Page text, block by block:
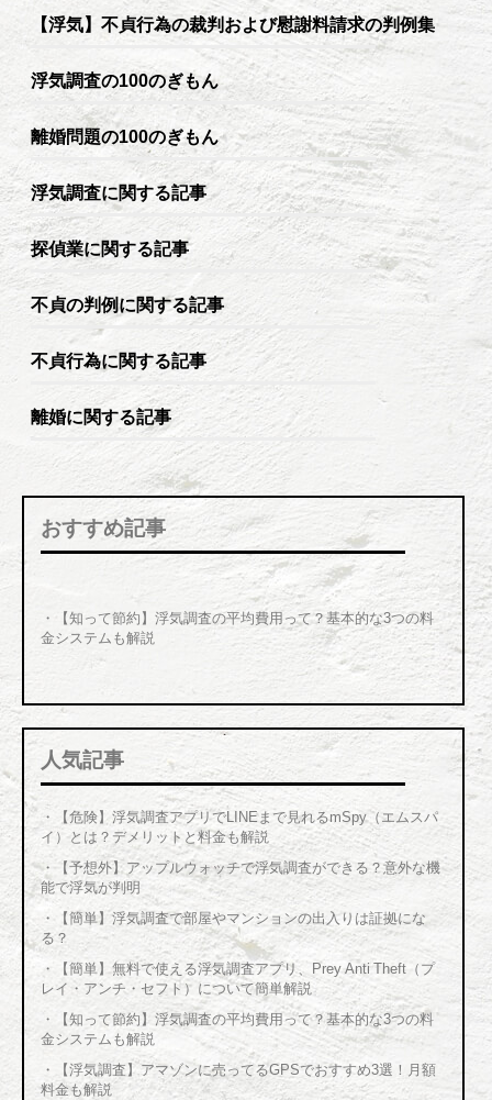
【浮気】不貞行為の裁判および慰謝料請求の判例集
浮気調査の100のぎもん
離婚問題の100のぎもん
浮気調査に関する記事
探偵業に関する記事
不貞の判例に関する記事
不貞行為に関する記事
離婚に関する記事
おすすめ記事
・【知って節約】浮気調査の平均費用って？基本的な3つの料
金システムも解説
人気記事
・
【危険】浮気調査アプリでLINEまで見れるmSpy（エムスパ
イ）とは？デメリットと料金も解説
・【予想外】アップルウォッチで浮気調査ができる？意外な機
能で浮気が判明
・
【簡単】浮気調査で部屋やマンションの出入りは証拠にな
る？
・
【簡単】無料で使える浮気調査アプリ、Prey Anti Theft（プ
レイ・アンチ・セフト）について簡単解説
・
【知って節約】浮気調査の平均費用って？基本的な3つの料
金システムも解説
・
【浮気調査】アマゾンに売ってるGPSでおすすめ3選！月額
料金も解説